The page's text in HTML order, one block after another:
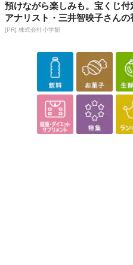
預けながら楽しみも。宝くじ
アナリスト・三井智映子さん
[PR] 株式会社小学館